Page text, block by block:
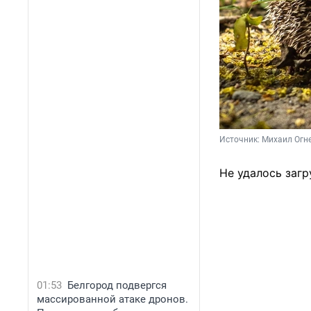
01:53 Белгород подвергся
массированной атаке дронов.
Источник: Михаил
Не удалось